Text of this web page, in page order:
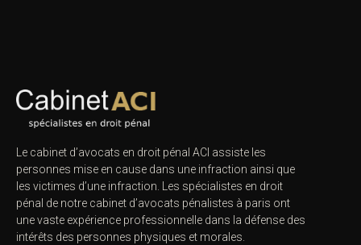
Le cabinet d’avocats en droit pénal ACI assiste les
personnes mise en cause dans une infraction ainsi que
les victimes d’une infraction. Les spécialistes en droit
pénal de notre cabinet d’avocats pénalistes à paris ont
une vaste expérience professionnelle dans la défense des
intérêts des personnes physiques et morales.